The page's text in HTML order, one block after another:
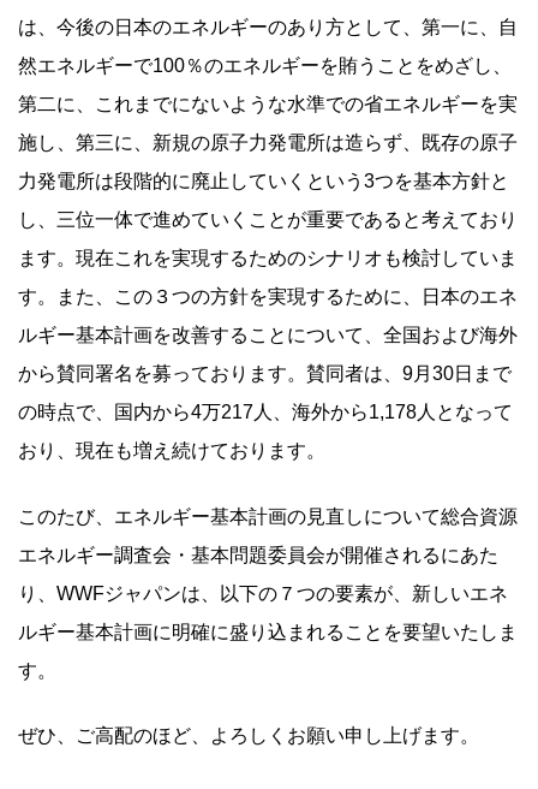
は、今後の日本のエネルギーのあり方として、第一に、自
然エネルギーで100％のエネルギーを賄うことをめざし、
第二に、これまでにないような水準での省エネルギーを実
施し、第三に、新規の原子力発電所は造らず、既存の原子
力発電所は段階的に廃止していくという3つを基本方針と
し、三位一体で進めていくことが重要であると考えており
ます。現在これを実現するためのシナリオも検討していま
す。また、この３つの方針を実現するために、日本のエネ
ルギー基本計画を改善することについて、全国および海外
から賛同署名を募っております。賛同者は、9月30日まで
の時点で、国内から4万217人、海外から1,178人となって
おり、現在も増え続けております。
このたび、エネルギー基本計画の見直しについて総合資源
エネルギー調査会・基本問題委員会が開催されるにあた
り、WWFジャパンは、以下の７つの要素が、新しいエネ
ルギー基本計画に明確に盛り込まれることを要望いたしま
す。
ぜひ、ご高配のほど、よろしくお願い申し上げます。